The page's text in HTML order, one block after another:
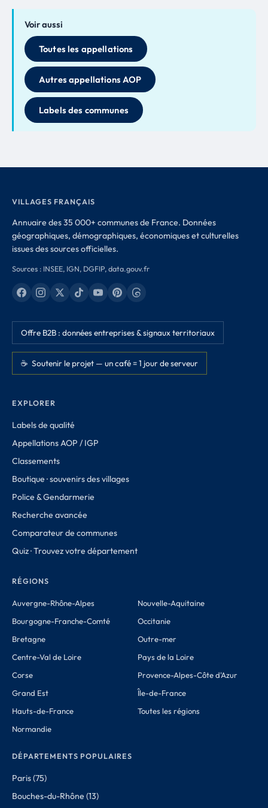
Voir aussi
Toutes les appellations
Autres appellations AOP
Labels des communes
VILLAGES FRANÇAIS
Annuaire des 35 000+ communes de France. Données
géographiques, démographiques, économiques et culturelles
issues des sources officielles.
Sources : INSEE, IGN, DGFIP, data.gouv.fr
Offre B2B : données entreprises & signaux territoriaux
☕ Soutenir le projet — un café = 1 jour de serveur
EXPLORER
Labels de qualité
Appellations AOP / IGP
Classements
Boutique · souvenirs des villages
Police & Gendarmerie
Recherche avancée
Comparateur de communes
Quiz · Trouvez votre département
RÉGIONS
Auvergne-Rhône-Alpes
Bourgogne-Franche-Comté
Bretagne
Centre-Val de Loire
Corse
Grand Est
Hauts-de-France
Normandie
Nouvelle-Aquitaine
Occitanie
Outre-mer
Pays de la Loire
Provence-Alpes-Côte d'Azur
Île-de-France
Toutes les régions
DÉPARTEMENTS POPULAIRES
Paris (75)
Bouches-du-Rhône (13)